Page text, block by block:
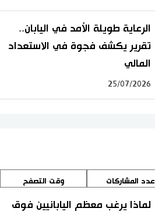
الرعاية طويلة الأمد في اليابان..
تقرير يكشف فجوة في الاستعداد
المالي
25/07/2026
عدد المشاركات وقت التصفح
لماذا يرغب معظم اليابانيين فوق